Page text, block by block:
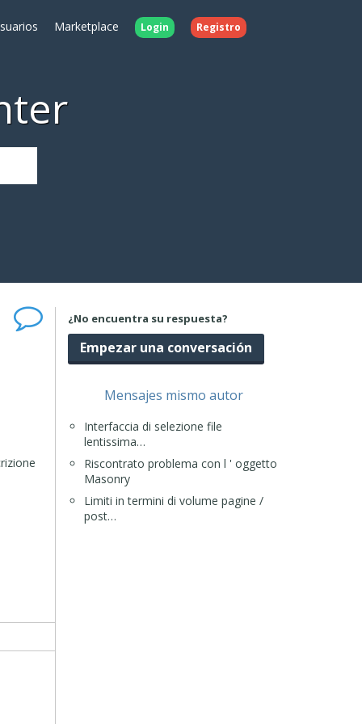
Marketplace Login Registro
¿No encuentra su respuesta?
Empezar una conversación
Mensajes mismo autor
Interfaccia di selezione file
lentissima…
Riscontrato problema con l ' oggetto
Masonry
Limiti in termini di volume pagine /
post…